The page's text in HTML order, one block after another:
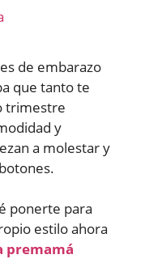
de embarazo
que tanto te
trimestre
y
a molestar y
ponerte para
estilo ahora
premamá